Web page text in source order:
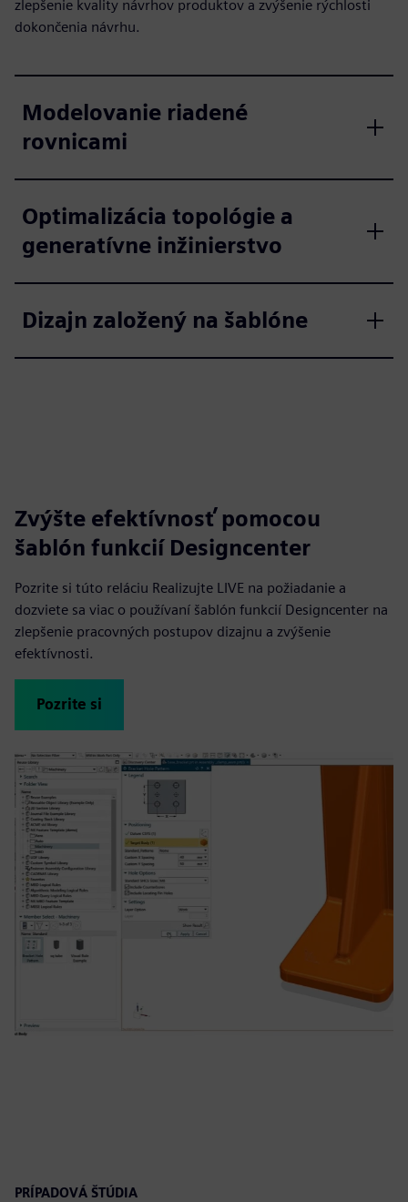
zlepšenie kvality návrhov produktov a zvýšenie rýchlosti
dokončenia návrhu.
Modelovanie riadené
rovnicami
Optimalizácia topológie a
generatívne inžinierstvo
Dizajn založený na šablóne
Zvýšte efektívnosť pomocou
šablón funkcií Designcenter
Pozrite si túto reláciu Realizujte LIVE na požiadanie a
dozviete sa viac o používaní šablón funkcií Designcenter na
zlepšenie pracovných postupov dizajnu a zvýšenie
efektívnosti.
Pozrite si
PRÍPADOVÁ ŠTÚDIA